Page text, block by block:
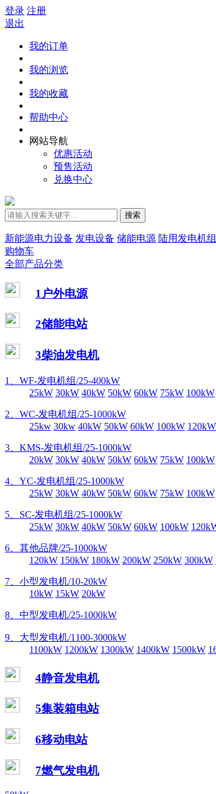
登录 注册
退出
我的订单
我的浏览
我的收藏
帮助中心
网站导航
优惠活动
预售活动
兑换中心
搜索
新能源电力设备 发电设备 储能电源 陆用发电机组
购物车
全部产品分类
1户外电源
2储能电站
3柴油发电机
1、WF-发电机组/25-400kW
25kW 30kW 40kW 50kW 60kW 75kW 100kW
2、WC-发电机组/25-1000kW
25kw 30kw 40kW 50kW 60kW 100kW 120kW
3、KMS-发电机组/25-1000kW
20kW 30kW 40kW 50kW 60kW 75kW 100kW
4、YC-发电机组/25-1000kW
25kW 30kW 40kW 50kW 60kW 75kW 100kW
5、SC-发电机组/25-1000kW
25kW 30kW 40kW 50kW 60kW 100kW
6、其他品牌/25-1000kW
120kW 150kW 180kW 200kW 250kW 300kW
7、小型发电机/10-20kW
10kW 15kW 20kW
8、中型发电机/25-1000kW
9、大型发电机/1100-3000kW
1100kW 1200kW 1300kW 1400kW 1500kW
4静音发电机
5集装箱电站
6移动电站
7燃气发电机